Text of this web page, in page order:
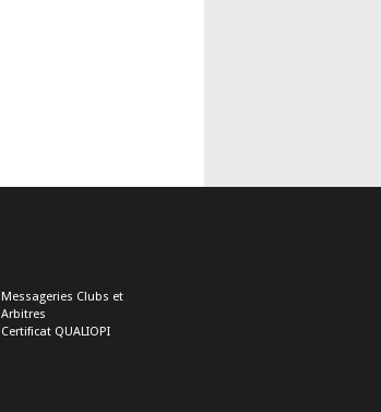
Messageries Clubs et
Arbitres
Certificat QUALIOPI